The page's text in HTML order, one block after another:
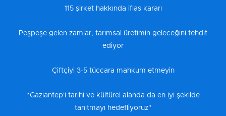
115 şirket hakkında iflas kararı
Peşpeşe gelen zamlar, tarımsal üretimin geleceğini tehdit
ediyor
Çiftçiyi 3-5 tüccara mahkum etmeyin
“Gaziantep'i tarihi ve kültürel alanda da en iyi şekilde
tanıtmayı hedefliyoruz"